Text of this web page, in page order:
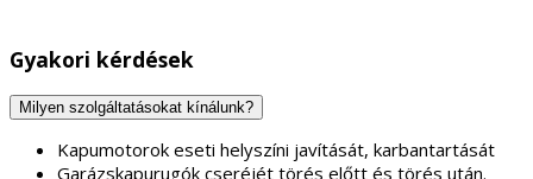
Gyakori kérdések
Milyen szolgáltatásokat kínálunk?
Kapumotorok eseti helyszíni javítását, karbantartását
Garázskapurugók cseréjét törés előtt és törés után.